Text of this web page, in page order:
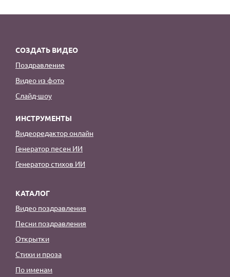
СОЗДАТЬ ВИДЕО
Поздравление
Видео из фото
Слайд-шоу
ИНСТРУМЕНТЫ
Видеоредактор онлайн
Генератор песен ИИ
Генератор стихов ИИ
КАТАЛОГ
Видео поздравления
Песни поздравления
Открытки
Стихи и проза
По именам